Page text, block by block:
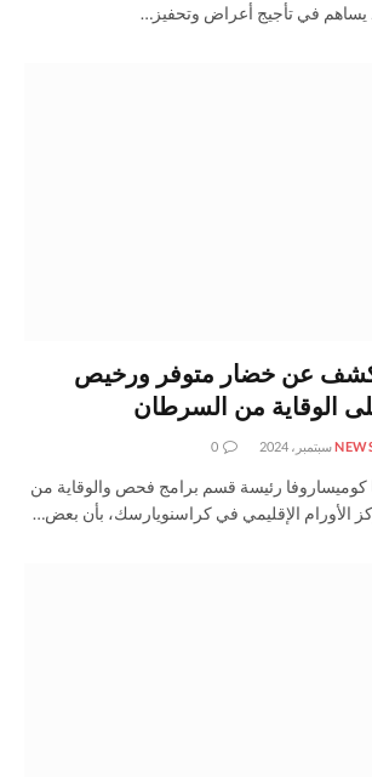
يساهم في تأجيج أعراض وتحفيز…
عن خضار متوفر ورخيص
الوقاية من السرطان
0
كوميساروفا رئيسة قسم برامج فحص والوقاية من
الأورام الإقليمي في كراسنويارسك، بأن بعض…